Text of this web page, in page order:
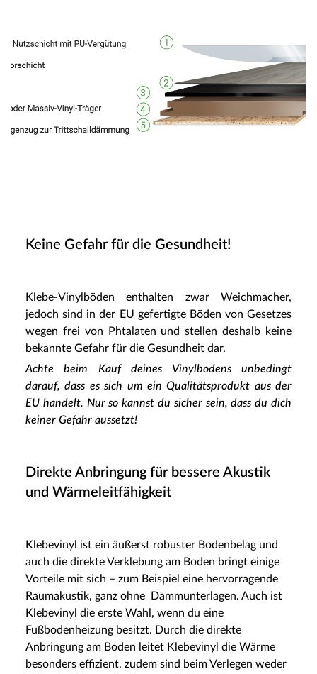
Keine Gefahr für die Gesundheit!
Klebe-Vinylböden enthalten zwar Weichmacher,
jedoch sind in der EU gefertigte Böden von Gesetzes
wegen frei von Phtalaten und stellen deshalb keine
bekannte Gefahr für die Gesundheit dar.
Achte beim Kauf deines Vinylbodens unbedingt
darauf, dass es sich um ein Qualitätsprodukt aus der
EU handelt. Nur so kannst du sicher sein, dass du dich
keiner Gefahr aussetzt!
Direkte Anbringung für bessere Akustik
und Wärmeleitfähigkeit
Klebevinyl ist ein äußerst robuster Bodenbelag und
auch die direkte Verklebung am Boden bringt einige
Vorteile mit sich – zum Beispiel eine hervorragende
Raumakustik, ganz ohne Dämmunterlagen. Auch ist
Klebevinyl die erste Wahl, wenn du eine
Fußbodenheizung besitzt. Durch die direkte
Anbringung am Boden leitet Klebevinyl die Wärme
besonders effizient, zudem sind beim Verlegen weder